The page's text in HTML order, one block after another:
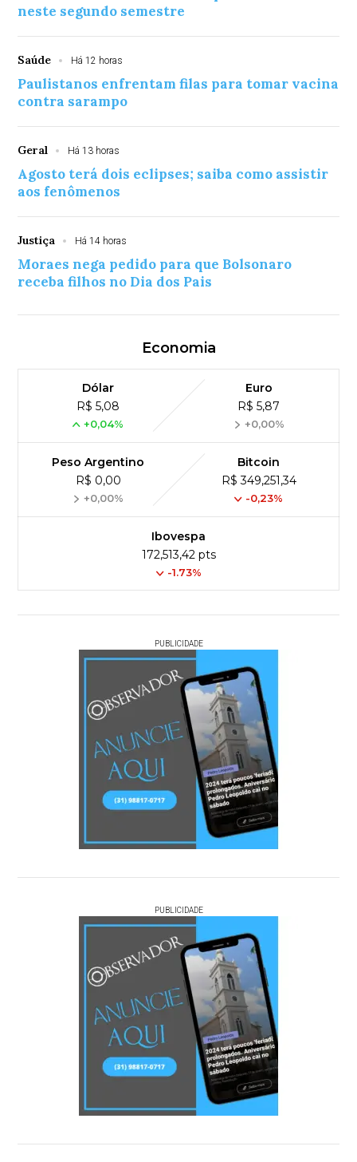
neste segundo semestre
Saúde Há 12 horas
Paulistanos enfrentam filas para tomar vacina
contra sarampo
Geral Há 13 horas
Agosto terá dois eclipses; saiba como assistir
aos fenômenos
Justiça Há 14 horas
Moraes nega pedido para que Bolsonaro
receba filhos no Dia dos Pais
Economia
Dólar
R$ 5,08
+0,04%
Euro
R$ 5,87
+0,00%
Peso Argentino
R$ 0,00
+0,00%
Bitcoin
R$ 349,251,34
-0,23%
Ibovespa
172,513,42 pts
-1.73%
PUBLICIDADE
PUBLICIDADE